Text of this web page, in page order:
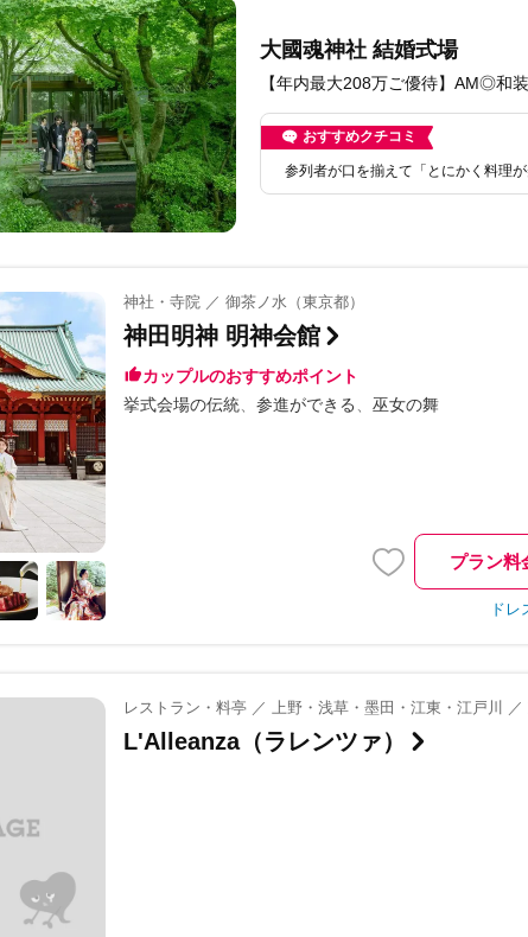
大國魂神社 結婚式場
【年内最大208万ご優待】AM◎和
おすすめクチコミ
参列者が口を揃えて「とにかく料理
神社・寺院 ／ 御茶ノ水（東京都）
神田明神 明神会館
カップルのおすすめポイント
挙式会場の伝統
参進ができる 巫女の舞
プラン料
ドレ
レストラン・料亭 ／ 上野・浅草・墨田・江東・江戸川 ／
L'Alleanza（ラレンツァ）